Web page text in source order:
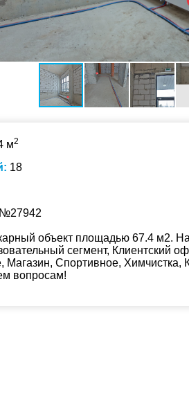
м2
18
№27942
объект площадью 67.4 м2.
сегмент, Клиентский
Магазин, Спортивное, Химчистка,
вопросам!